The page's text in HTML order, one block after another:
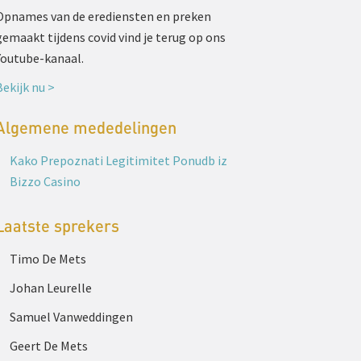
van de erediensten en preken
tijdens covid vind je terug op ons
kanaal.
nu >
mededelingen
Kako Prepoznati Legitimitet Ponudb iz
Bizzo Casino
sprekers
Timo De Mets
Johan Leurelle
Samuel Vanweddingen
Geert De Mets